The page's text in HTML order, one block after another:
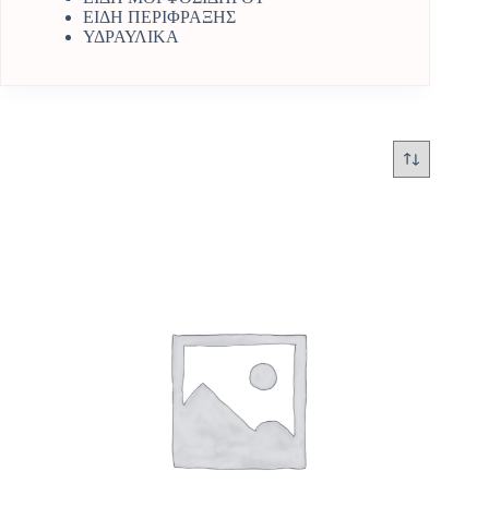
ΕΙΔΗ ΠΕΡΙΦΡΑΞΗΣ
ΥΔΡΑΥΛΙΚΑ